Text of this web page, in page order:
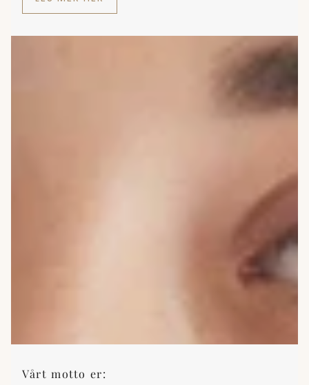
Vårt motto er: